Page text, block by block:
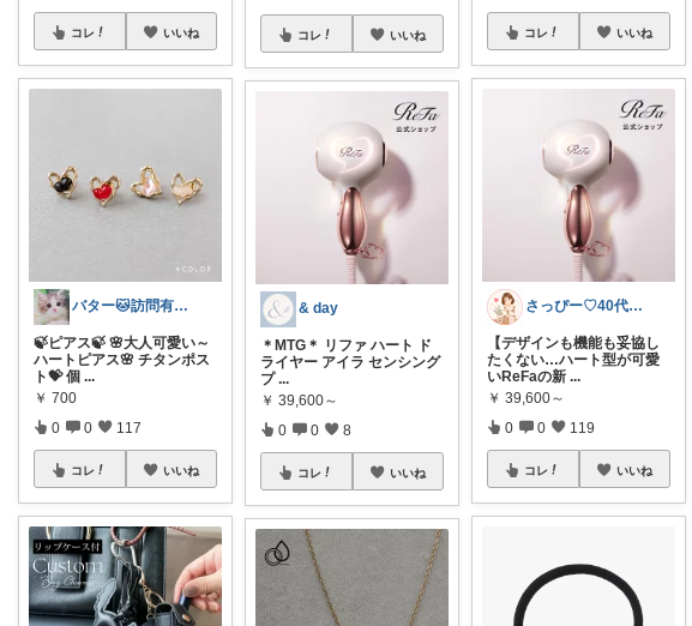
コレ いいね
バター🐱訪問有難うございます💕
🍃ピアス🍃 🌸大人可愛い～
ハートピアス🌸 チタンポス
ト💝 個 ...
￥ 700
0 0 117
コレ いいね
コレ いいね
& day
＊MTG＊ リファ ハート ド
ライヤー アイラ センシング
プ ...
￥ 39,600～
0 0 8
コレ いいね
コレ いいね
さっぴー♡40代主婦・楽天おすすめ品紹介
【デザインも機能も妥協し
たくない…ハート型が可愛
いReFaの新 ...
￥ 39,600～
0 0 119
コレ いいね